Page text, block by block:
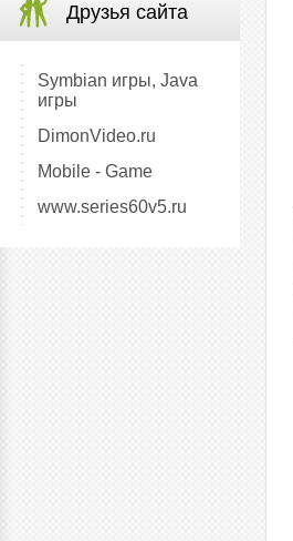
Друзья сайта
Symbian игры, Java
игры
DimonVideo.ru
Mobile - Game
www.series60v5.ru